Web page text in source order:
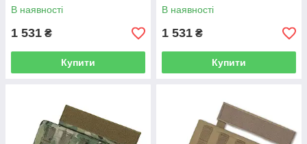
В наявності
1 531 ₴
Купити
В наявності
1 531 ₴
Купити